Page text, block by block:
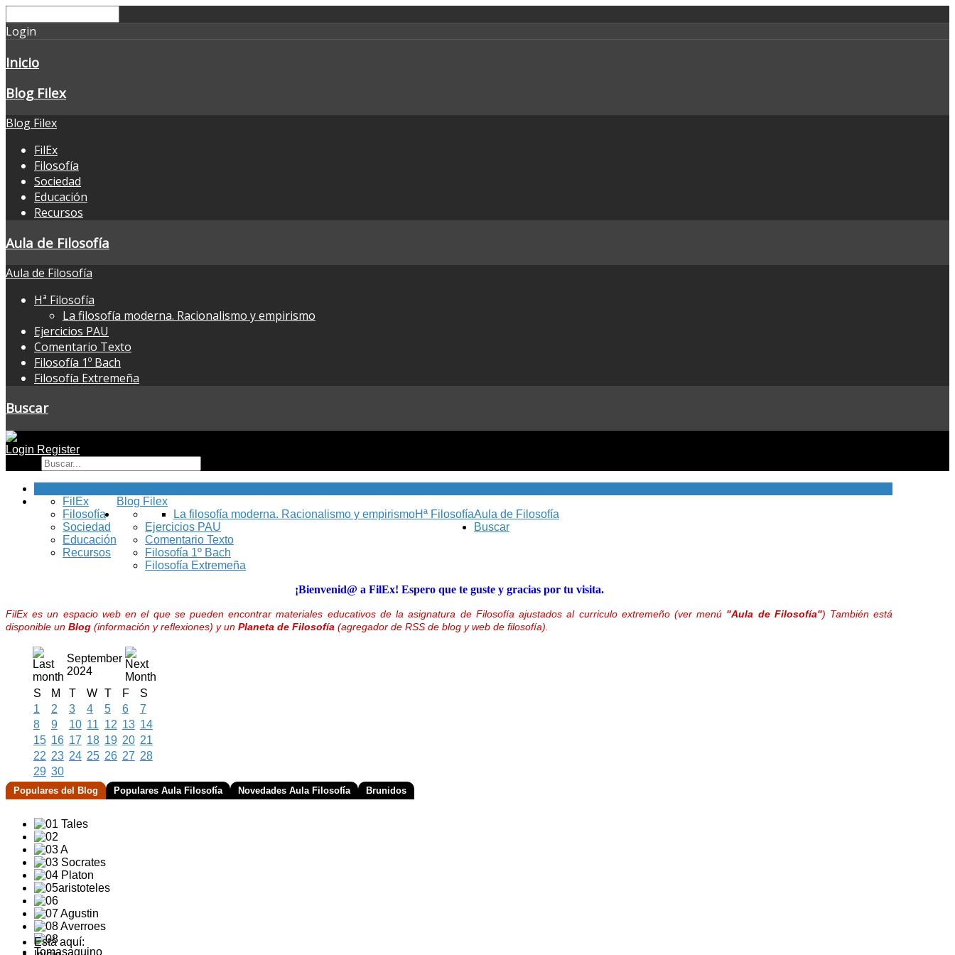
Login
Inicio
Blog Filex
Blog Filex
FilEx
Filosofía
Sociedad
Educación
Recursos
Aula de Filosofía
Aula de Filosofía
Hª Filosofía
La filosofía moderna. Racionalismo y empirismo
Ejercicios PAU
Comentario Texto
Filosofía 1º Bach
Filosofía Extremeña
Buscar
Login Register
Blog Filex
FilEx
Filosofía
Sociedad
Educación
Recursos
Aula de Filosofía
Hª Filosofía
La filosofía moderna. Racionalismo y empirismo
Ejercicios PAU
Comentario Texto
Filosofía 1º Bach
Filosofía Extremeña
Buscar
¡Bienvenid@ a FilEx! Espero que te guste y gracias por tu visita.
FilEx es un espacio web en el que se pueden encontrar materiales educativos de la asignatura de Filosofía ajustados al curriculo extremeño (ver menú "Aula de Filosofía") También está
disponible un Blog (información y reflexiones) y un Planeta de Filosofía (agregador de RSS de blog y web de filosofía).
September
2024
S
M T W T F
S
1
2 3 4 5 6
7
8
9 10 11 12 13 14
15 16 17 18 19 20 21
22 23 24 25 26 27 28
29 30
Populares del Blog Populares Aula Filosofía Novedades Aula Filosofía Brunidos
Está aquí: